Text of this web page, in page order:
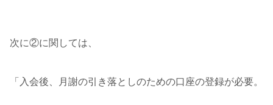
次に②に関しては、
「入会後、月謝の引き落としのための口座の登録が必要。